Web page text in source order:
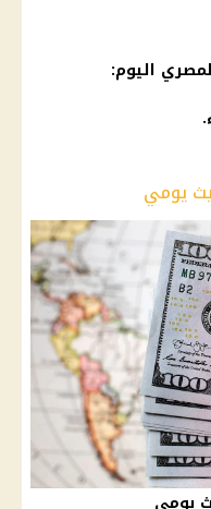
اليوم:
يومي
يومي